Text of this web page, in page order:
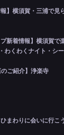
報】横須賀・三浦で見
プ新着情報】横須賀で
わくわくナイト・シ
のご紹介】浄楽寺
まわりに会いに行こ